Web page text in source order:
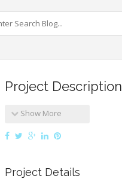
Project Description
Show More
Project Details